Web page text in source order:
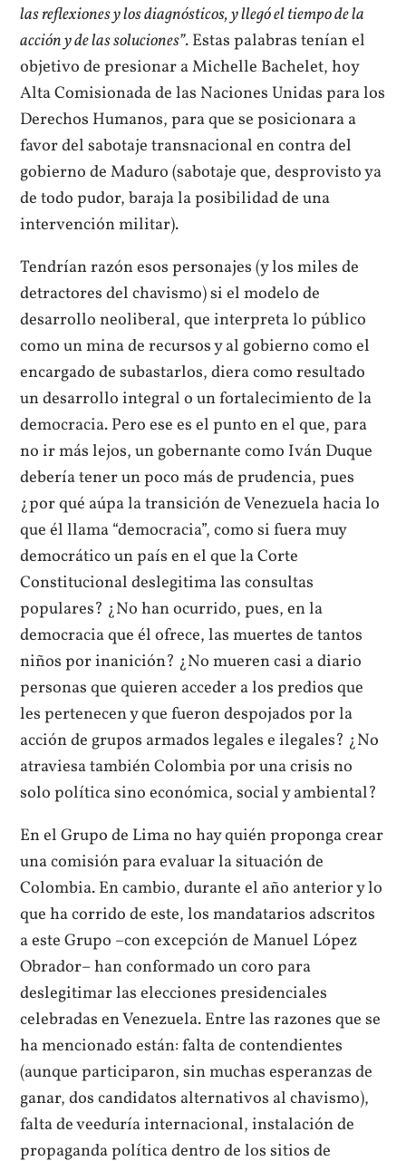
las reflexiones y los diagnósticos, y llegó el tiempo de la
acción y de las soluciones”. Estas palabras tenían el
objetivo de presionar a Michelle Bachelet, hoy
Alta Comisionada de las Naciones Unidas para los
Derechos Humanos, para que se posicionara a
favor del sabotaje transnacional en contra del
gobierno de Maduro (sabotaje que, desprovisto ya
de todo pudor, baraja la posibilidad de una
intervención militar).
Tendrían razón esos personajes (y los miles de
detractores del chavismo) si el modelo de
desarrollo neoliberal, que interpreta lo público
como un mina de recursos y al gobierno como el
encargado de subastarlos, diera como resultado
un desarrollo integral o un fortalecimiento de la
democracia. Pero ese es el punto en el que, para
no ir más lejos, un gobernante como Iván Duque
debería tener un poco más de prudencia, pues
¿por qué aúpa la transición de Venezuela hacia lo
que él llama “democracia”, como si fuera muy
democrático un país en el que la Corte
Constitucional deslegitima las consultas
populares? ¿No han ocurrido, pues, en la
democracia que él ofrece, las muertes de tantos
niños por inanición? ¿No mueren casi a diario
personas que quieren acceder a los predios que
les pertenecen y que fueron despojados por la
acción de grupos armados legales e ilegales? ¿No
atraviesa también Colombia por una crisis no
solo política sino económica, social y ambiental?
En el Grupo de Lima no hay quién proponga crear
una comisión para evaluar la situación de
Colombia. En cambio, durante el año anterior y lo
que ha corrido de este, los mandatarios adscritos
a este Grupo –con excepción de Manuel López
Obrador– han conformado un coro para
deslegitimar las elecciones presidenciales
celebradas en Venezuela. Entre las razones que se
ha mencionado están: falta de contendientes
(aunque participaron, sin muchas esperanzas de
ganar, dos candidatos alternativos al chavismo),
falta de veeduría internacional, instalación de
propaganda política dentro de los sitios de